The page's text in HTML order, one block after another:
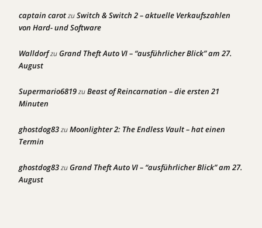
captain carotzuSwitch & Switch 2 – aktuelle Verkaufszahlen
von Hard- und Software
WalldorfzuGrand Theft Auto VI – “ausführlicher Blick” am 27.
August
Supermario6819zuBeast of Reincarnation – die ersten 21
Minuten
ghostdog83zuMoonlighter 2: The Endless Vault – hat einen
Termin
ghostdog83zuGrand Theft Auto VI – “ausführlicher Blick” am 27.
August